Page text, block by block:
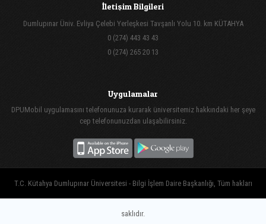
İletişim Bilgileri
Dumlupınar Üniv. Evliya Çelebi Yerleşkesi Tavşanlı Yolu 10. km KÜTAHYA
0 (274) 443 43 43
0 (274) 265 20 13
Uygulamalar
DPUMobil uygulamasını telefonunuza kurarak üniversitemiz hakkındaki her şeye
cep telefonunuzdan ulaşabilirsiniz.
T.C. Kütahya Dumlupınar Üniversitesi - Bilgi İşlem Daire Başkanlığı, Tüm hakları
saklıdır.